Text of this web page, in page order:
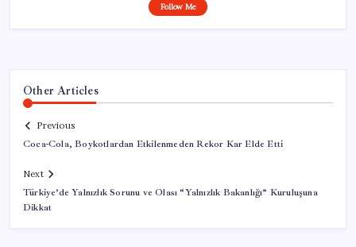
Follow Me
Other Articles
Previous
Coca-Cola, Boykotlardan Etkilenmeden Rekor Kar Elde Etti
Next
Türkiye’de Yalnızlık Sorunu ve Olası “Yalnızlık Bakanlığı” Kuruluşuna
Dikkat